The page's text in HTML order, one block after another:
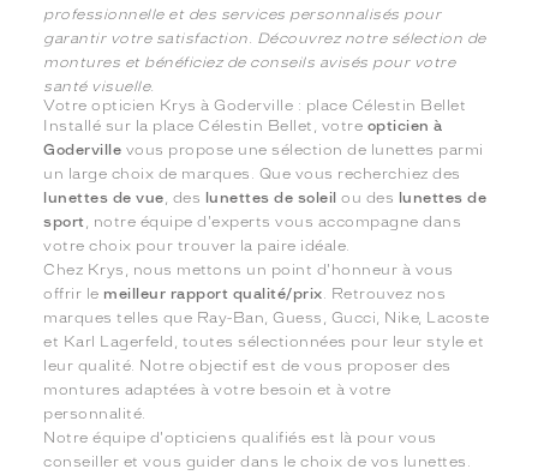
professionnelle et des services personnalisés pour
garantir votre satisfaction. Découvrez notre sélection de
montures et bénéficiez de conseils avisés pour votre
santé visuelle.
Votre opticien Krys à Goderville : place Célestin Bellet
Installé sur la place Célestin Bellet, votre opticien à
Goderville vous propose une sélection de lunettes parmi
un large choix de marques. Que vous recherchiez des
lunettes de vue , des lunettes de soleil ou des lunettes de
sport , notre équipe d'experts vous accompagne dans
votre choix pour trouver la paire idéale.
Chez Krys, nous mettons un point d'honneur à vous
offrir le meilleur rapport qualité/prix . Retrouvez nos
marques telles que Ray-Ban, Guess, Gucci, Nike, Lacoste
et Karl Lagerfeld, toutes sélectionnées pour leur style et
leur qualité. Notre objectif est de vous proposer des
montures adaptées à votre besoin et à votre
personnalité.
Notre équipe d'opticiens qualifiés est là pour vous
conseiller et vous guider dans le choix de vos lunettes.